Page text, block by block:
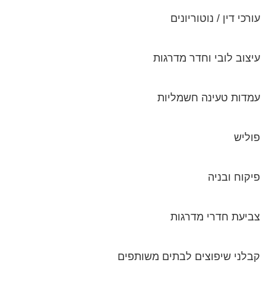
עורכי דין / נוטוריונים
עיצוב לובי וחדר מדרגות
עמדות טעינה חשמליות
פוליש
פיקוח ובניה
צביעת חדרי מדרגות
קבלני שיפוצים לבתים משותפים